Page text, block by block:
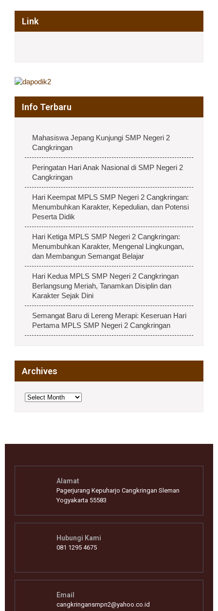
Link
Info Terbaru
Mahasiswa Jepang Kunjungi SMP Negeri 2
Cangkringan
Peringatan Hari Anak Nasional di SMP Negeri 2
Cangkringan
Hari Keempat MPLS SMP Negeri 2 Cangkringan:
Menumbuhkan Karakter, Kepedulian, dan Potensi
Peserta Didik
Hari Ketiga MPLS SMP Negeri 2 Cangkringan:
Menumbuhkan Karakter, Mengenal Lingkungan,
dan Membangun Semangat Belajar
Hari Kedua MPLS SMP Negeri 2 Cangkringan
Berlangsung Meriah, Tanamkan Disiplin dan
Karakter Sejak Dini
Semangat Baru di Lereng Merapi: Keseruan Hari
Pertama MPLS SMP Negeri 2 Cangkringan
Archives
Archives
Alamat
Pagerjurang Kepuharjo Cangkringan Sleman
Yogyakarta 55583
Hubungi Kami
081 1295 4675
Email
cangkringansmpn2@yahoo.co.id